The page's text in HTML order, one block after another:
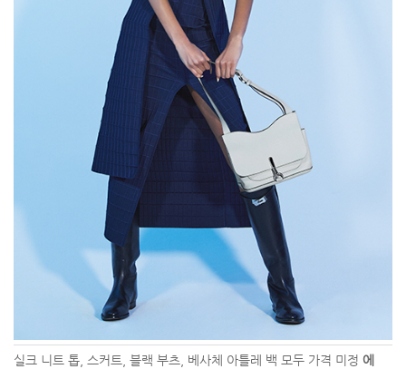
실크 니트 톱, 스커트, 블랙 부츠, 베사체 아틀레 백 모두 가격 미정 에